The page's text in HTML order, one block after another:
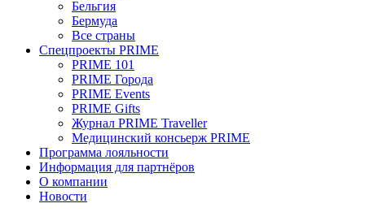
Бельгия
Бермуда
Все страны
Спецпроекты PRIME
PRIME 101
PRIME Города
PRIME Events
PRIME Gifts
Журнал PRIME Traveller
Медицинский консьерж PRIME
Программа лояльности
Информация для партнёров
О компании
Новости